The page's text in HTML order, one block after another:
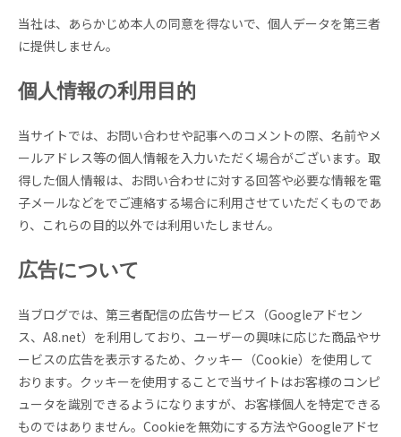
当社は、あらかじめ本人の同意を得ないで、個人データを第三者
に提供しません。
個人情報の利用目的
当サイトでは、お問い合わせや記事へのコメントの際、名前やメ
ールアドレス等の個人情報を入力いただく場合がございます。取
得した個人情報は、お問い合わせに対する回答や必要な情報を電
子メールなどをでご連絡する場合に利用させていただくものであ
り、これらの目的以外では利用いたしません。
広告について
当ブログでは、第三者配信の広告サービス（Googleアドセン
ス、A8.net）を利用しており、ユーザーの興味に応じた商品やサ
ービスの広告を表示するため、クッキー（Cookie）を使用して
おります。クッキーを使用することで当サイトはお客様のコンピ
ュータを識別できるようになりますが、お客様個人を特定できる
ものではありません。Cookieを無効にする方法やGoogleアドセ